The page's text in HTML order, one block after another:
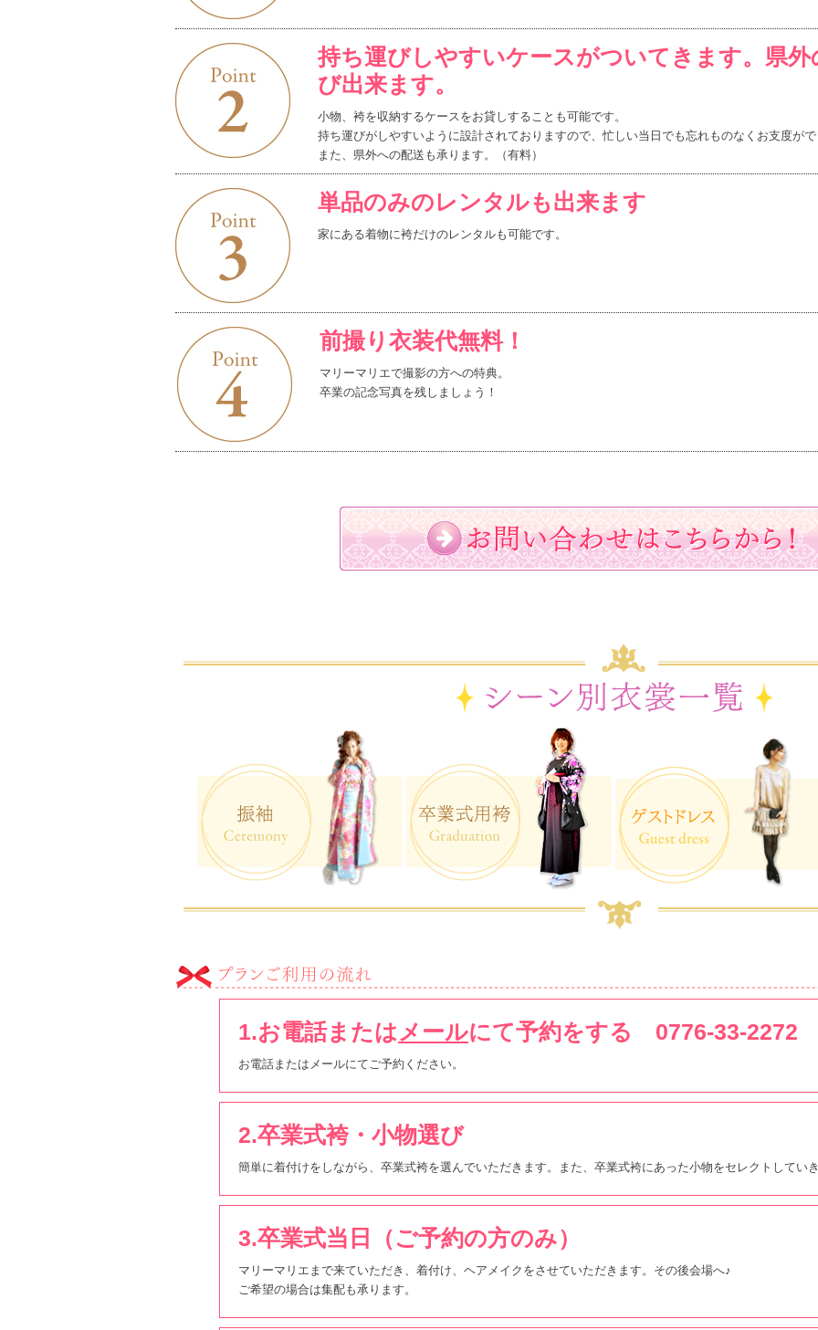
持ち運びしやすいケースがついてきます。県
び出来ます。
小物、袴を収納するケースをお貸しすることも可能です。
持ち運びがしやすいように設計されておりますので、忙しい当日でも忘れものなくお支度が
また、県外への配送も承ります。（有料）
単品のみのレンタルも出来ます
家にある着物に袴だけのレンタルも可能です。
前撮り衣装代無料！
マリーマリエで撮影の方への特典。
卒業の記念写真を残しましょう！
1.お電話またはメールにて予約をする 0776-33-2272
お電話またはメールにてご予約ください。
2.卒業式袴・小物選び
簡単に着付けをしながら、卒業式袴を選んでいただきます。また、卒業式袴にあった小物をセレクトしてい
3.卒業式当日（ご予約の方のみ）
マリーマリエまで来ていただき、着付け、ヘアメイクをさせていただきます。その後会場へ♪
ご希望の場合は集配も承ります。